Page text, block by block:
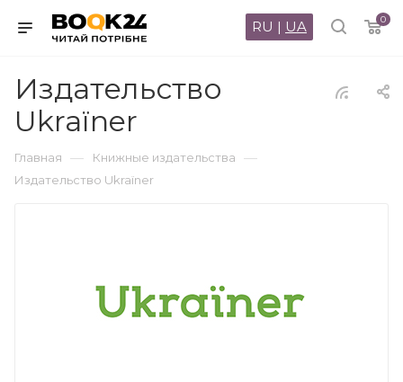
0
RU | UA
Издательство
Ukraїner
Главная — Книжные издательства —
Издательство Ukraїner